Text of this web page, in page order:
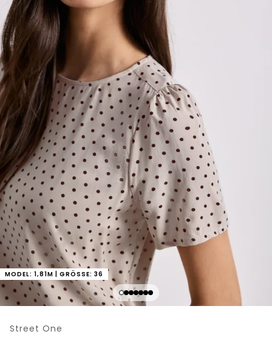
MODEL: 1,81M | GRÖSSE: 36
Street One